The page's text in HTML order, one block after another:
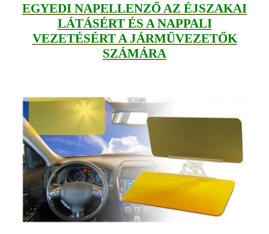
EGYEDI NAPELLENZŐ AZ ÉJSZAKAI
LÁTÁSÉRT ÉS A NAPPALI
VEZETÉSÉRT A JÁRMŰVEZETŐK
SZÁMÁRA